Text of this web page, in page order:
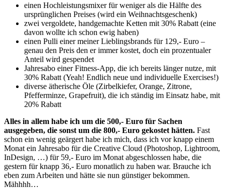
einen Hochleistungsmixer für weniger als die Hälfte des
ursprünglichen Preises (wird ein Weihnachtsgeschenk)
zwei vergoldete, handgemachte Ketten mit 30% Rabatt (eine
davon wollte ich schon ewig haben)
einen Pulli einer meiner Lieblingsbrands für 129,- Euro –
genau den Preis den er immer kostet, doch ein prozentualer
Anteil wird gespendet
Jahresabo einer Fitness-App, die ich bereits länger nutze, mit
30% Rabatt (Yeah! Endlich neue und individuelle Exercises!)
diverse ätherische Öle (Zirbelkiefer, Orange, Zitrone,
Pfefferminze, Grapefruit), die ich ständig im Einsatz habe, mit
20% Rabatt
Alles in allem habe ich um die 500,- Euro für Sachen
ausgegeben, die sonst um die 800,- Euro gekostet hätten. Fast
schon ein wenig geärgert habe ich mich, dass ich vor knapp einem
Monat ein Jahresabo für die Creative Cloud (Photoshop, Lightroom,
InDesign, …) für 59,- Euro im Monat abgeschlossen habe, die
gestern für knapp 36,- Euro monatlich zu haben war. Brauche ich
eben zum Arbeiten und hätte sie nun günstiger bekommen.
Mähhhh…